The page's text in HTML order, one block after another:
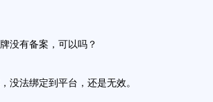
没有备案，可以吗？
没法绑定到平台，还是无效。